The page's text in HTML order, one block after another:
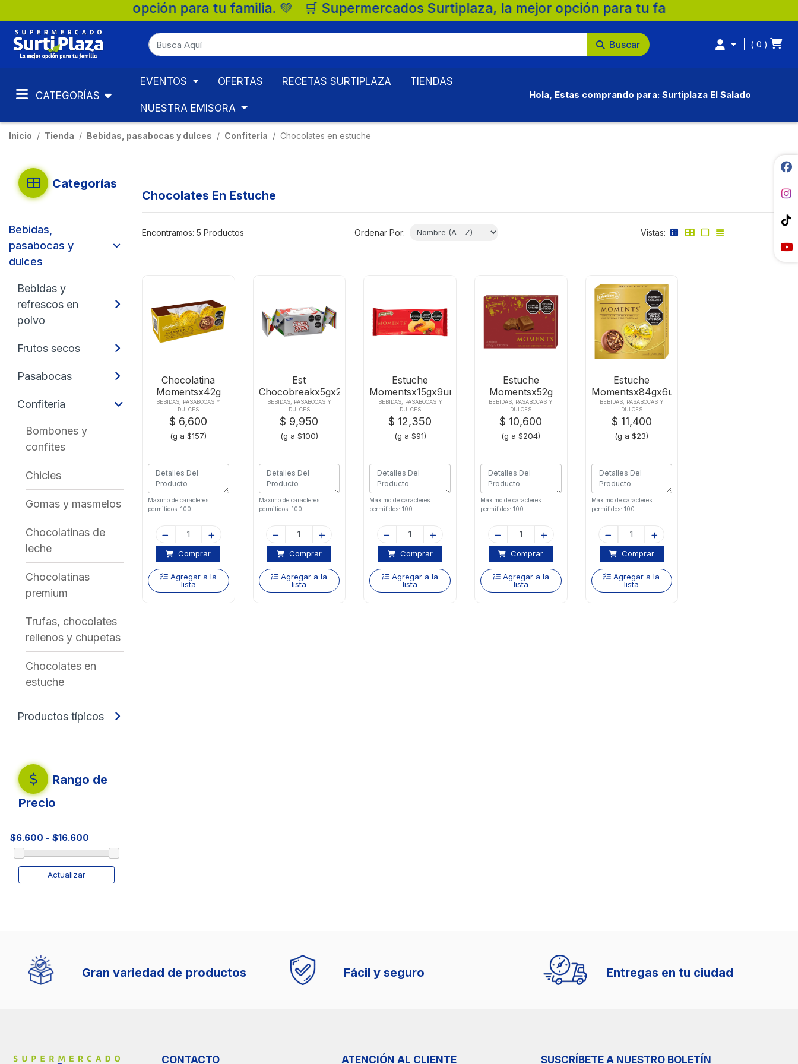
para tu familia. 💚 🛒 Supermercados Surtiplaza, la mejor opción para tu familia. 💚 🛒 Supermercados Surtiplaza, la
Buscar 0
CATEGORÍAS
EVENTOS OFERTAS RECETAS SURTIPLAZA TIENDAS
NUESTRA EMISORA
Hola, Estas comprando para: Surtiplaza El Salado
Inicio Tienda Bebidas, pasabocas y dulces Confitería Chocolates en estuche
Categorías
Bebidas,
pasabocas y
dulces
Bebidas y
refrescos en
polvo
Frutos secos
Pasabocas
Confitería
Bombones y
confites
Chicles
Gomas y masmelos
Chocolatinas de
leche
Chocolatinas
premium
Trufas, chocolates
rellenos y chupetas
Chocolates en
estuche
Productos típicos
Rango de
Precio
Actualizar
Chocolates En Estuche
Encontramos: 5 Productos Ordenar Por: Vistas:
Chocolatina
Momentsx42g
Estuche
BEBIDAS, PASABOCAS Y
DULCES
$ 6,600
(g a $157)
Maximo de caracteres
permitidos: 100
Comprar
Agregar a la
lista
Est
Chocobreakx5gx20und
Mono Stdo
BEBIDAS, PASABOCAS Y
DULCES
$ 9,950
(g a $100)
Maximo de caracteres
permitidos: 100
Comprar
Agregar a la
lista
Estuche
Momentsx15gx9und
Rellenas Mora
BEBIDAS, PASABOCAS Y
DULCES
$ 12,350
(g a $91)
Maximo de caracteres
permitidos: 100
Comprar
Agregar a la
lista
Estuche
Momentsx52g
Premium
Estampado
BEBIDAS, PASABOCAS Y
DULCES
$ 10,600
(g a $204)
Maximo de caracteres
permitidos: 100
Comprar
Agregar a la
lista
Estuche
Momentsx84gx6und
Chocolate
BEBIDAS, PASABOCAS Y
DULCES
$ 11,400
(g a $23)
Maximo de caracteres
permitidos: 100
Comprar
Agregar a la
lista
Gran variedad de productos Fácil y seguro Entregas en tu ciudad
CONTACTO ATENCIÓN AL CLIENTE SUSCRÍBETE A NUESTRO BOLETÍN